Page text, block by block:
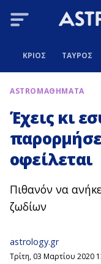
ΚΡΙΟΣ ΤΑΥΡΟΣ
ASTROΜΑΘΗΜΑΤΑ
Έχεις κι
οφείλεται
Πιθανόν να
ζωδίων
astrology.gr
Τρίτη, 03 Μαρτίου 2020